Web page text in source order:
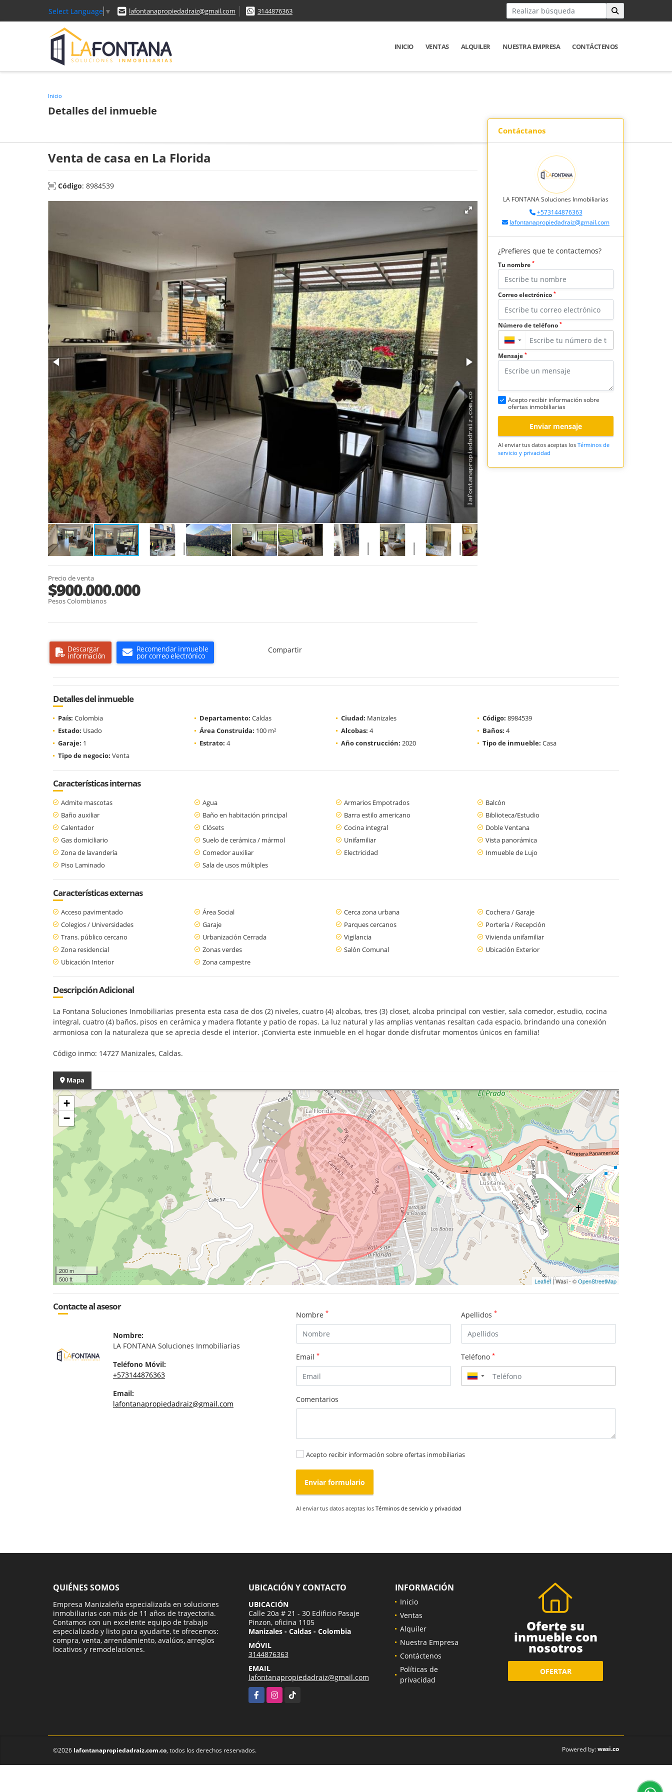
Select Language ▼ lafontanapropiedadraiz@gmail.com 3144876363
INICIO VENTAS ALQUILER NUESTRA EMPRESA CONTÁCTENOS
Inicio
Detalles del inmueble
Venta de casa en La Florida
Código: 8984539
Precio de venta
$900.000.000
Pesos Colombianos
Descargar
información
Recomendar inmueble
por correo electrónico
Compartir
Contáctanos
LA FONTANA Soluciones Inmobiliarias
+573144876363
lafontanapropiedadraiz@gmail.com
¿Prefieres que te contactemos?
Tu nombre *
Correo electrónico *
Número de teléfono *
▼
Mensaje *
Acepto recibir información sobre
ofertas inmobiliarias
Enviar mensaje
Al enviar tus datos aceptas los Términos de
servicio y privacidad
Detalles del inmueble
País: Colombia Departamento: Caldas Ciudad: Manizales Código: 8984539
Estado: Usado Área Construida: 100 m² Alcobas: 4 Baños: 4
Garaje: 1 Estrato: 4 Año construcción: 2020 Tipo de inmueble: Casa
Tipo de negocio: Venta
Características internas
Admite mascotas Agua Armarios Empotrados
Balcón
Baño auxiliar
Baño en habitación principal Barra estilo americano
Biblioteca/Estudio
Calentador
Clósets Cocina integral
Doble Ventana
Gas domiciliario
Suelo de cerámica / mármol Unifamiliar
Vista panorámica
Zona de lavandería
Comedor auxiliar Electricidad
Inmueble de Lujo
Piso Laminado
Sala de usos múltiples
Características externas
Acceso pavimentado Área Social Cerca zona urbana
Cochera / Garaje
Colegios / Universidades
Garaje Parques cercanos
Portería / Recepción
Trans. público cercano
Urbanización Cerrada Vigilancia
Vivienda unifamiliar
Zona residencial
Zonas verdes Salón Comunal
Ubicación Exterior
Ubicación Interior
Zona campestre
Descripción Adicional
La Fontana Soluciones Inmobiliarias presenta esta casa de dos (2) niveles, cuatro (4) alcobas, tres (3) closet, alcoba principal con vestier, sala comedor, estudio, cocina
integral, cuatro (4) baños, pisos en cerámica y madera flotante y patio de ropas. La luz natural y las amplias ventanas resaltan cada espacio, brindando una conexión
armoniosa con la naturaleza que se aprecia desde el interior. ¡Convierta este inmueble en el hogar donde disfrutar momentos únicos en familia!
Código inmo: 14727 Manizales, Caldas.
Mapa
+
−
200 m
500 ft
Leaflet| Wasi - ©OpenStreetMap
Contacte al asesor
Nombre:
LA FONTANA Soluciones Inmobiliarias
Teléfono Móvil:
+573144876363
Email:
lafontanapropiedadraiz@gmail.com
Nombre * Apellidos *
Email * Teléfono *
▼
Comentarios
Acepto recibir información sobre ofertas inmobiliarias
Enviar formulario
Al enviar tus datos aceptas los Términos de servicio y privacidad
QUIÉNES SOMOS
Empresa Manizaleña especializada en soluciones
inmobiliarias con más de 11 años de trayectoria.
Contamos con un excelente equipo de trabajo
especializado y listo para ayudarte, te ofrecemos:
compra, venta, arrendamiento, avalúos, arreglos
locativos y remodelaciones.
UBICACIÓN Y CONTACTO
UBICACIÓN
Calle 20a # 21 - 30 Edificio Pasaje
Pinzon, oficina 1105
Manizales - Caldas - Colombia
MÓVIL
3144876363
EMAIL
lafontanapropiedadraiz@gmail.com
FacebookInstagram
TikTok
INFORMACIÓN
Inicio
Ventas
Alquiler
Nuestra Empresa
Contáctenos
Políticas de
privacidad
Oferte su
inmueble con
nosotros
OFERTAR
©2026 lafontanapropiedadraiz.com.co, todos los derechos reservados. Powered by:wasi.co